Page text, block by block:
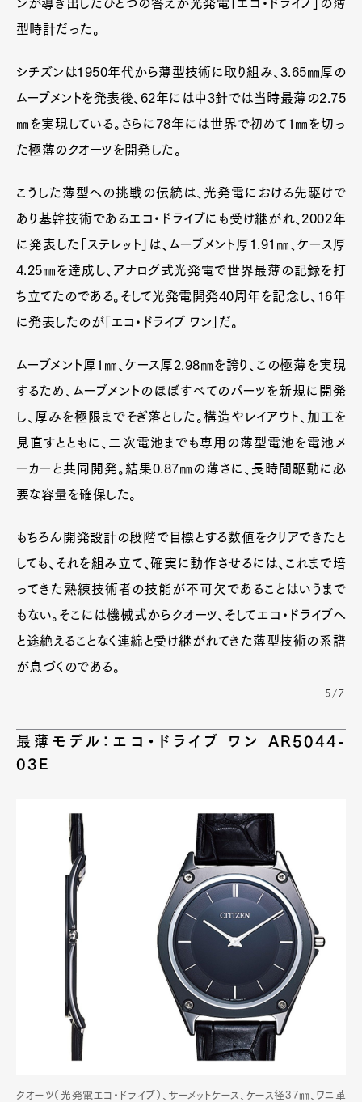
Official Columnist
Pen international
ンが導き出したひとつの答えが光発電「エコ・ドライブ」の薄
型時計だった。
シチズンは1950年代から薄型技術に取り組み、3.65㎜厚の
ムーブメントを発表後、62年には中3針では当時最薄の2.75
㎜を実現している。さらに78年には世界で初めて1㎜を切っ
た極薄のクオーツを開発した。
こうした薄型への挑戦の伝統は、光発電における先駆けで
あり基幹技術であるエコ・ドライブにも受け継がれ、2002年
に発表した「ステレット」は、ムーブメント厚1.91㎜、ケース厚
4.25㎜を達成し、アナログ式光発電で世界最薄の記録を打
ち立てたのである。そして光発電開発40周年を記念し、16年
に発表したのが「エコ・ドライブ ワン」だ。
ムーブメント厚1㎜、ケース厚2.98㎜を誇り、この極薄を実現
するため、ムーブメントのほぼすべてのパーツを新規に開発
し、厚みを極限までそぎ落とした。構造やレイアウト、加工を
見直すとともに、二次電池までも専用の薄型電池を電池メ
ーカーと共同開発。結果0.87㎜の薄さに、長時間駆動に必
要な容量を確保した。
もちろん開発設計の段階で目標とする数値をクリアできたと
しても、それを組み立て、確実に動作させるには、これまで培
ってきた熟練技術者の技能が不可欠であることはいうまで
もない。そこには機械式からクオーツ、そしてエコ・ドライブへ
と途絶えることなく連綿と受け継がれてきた薄型技術の系譜
が息づくのである。
5/7
最薄モデル：エコ・ドライブ ワン AR5044-
03E
クオーツ（光発電エコ・ドライブ）、サーメットケース、ケース径37㎜、ワニ革